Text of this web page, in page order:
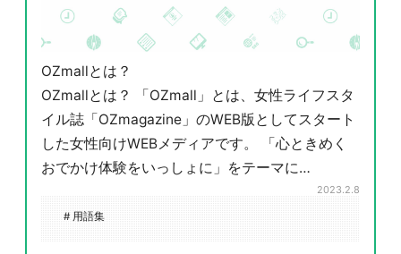
OZmallとは？
OZmallとは？ 「OZmall」とは、女性ライフスタ
イル誌「OZmagazine」のWEB版としてスタート
した女性向けWEBメディアです。 「心ときめく
おでかけ体験をいっしょに」をテーマに…
2023.2.8
# 用語集